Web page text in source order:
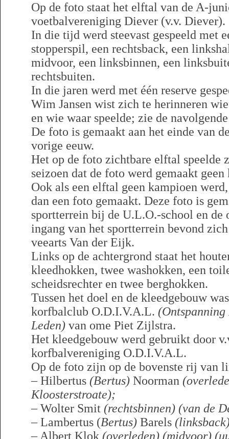
Op de foto staat het elftal van de A-
voetbalvereniging Diever (v.v. Diever).
In die tijd werd steevast gespeeld met
stopperspil, een rechtsback, een
midvoor, een linksbinnen, een
rechtsbuiten.
In die jaren werd met één reserve
Wim Jansen wist zich te herinneren
en wie waar speelde; zie de
De foto is gemaakt aan het einde van
vorige eeuw.
Het op de foto zichtbare elftal speelde
seizoen dat de foto werd gemaakt geen
Ook als een elftal geen kampioen
dan een foto gemaakt. Deze foto is
sportterrein bij de U.L.O.-school en de
ingang van het sportterrein bevond
veearts Van der Eijk.
Links op de achtergrond staat het
kleedhokken, twee washokken, een
scheidsrechter en twee berghokken.
Tussen het doel en de kleedgebouw
korfbalclub O.D.I.V.A.L.
Leden) van ome Piet Zijlstra.
Het kleedgebouw werd gebruikt door
korfbalvereniging O.D.I.V.A.L.
Op de foto zijn op de bovenste rij van
– Hilbertus (Bertus) Noorman
Kloosterstroate);
– Wolter Smit (rechtsbinnen) (van de
– Lambertus (Bertus) Barels
– Albert Klok (overleden) (midvoor)